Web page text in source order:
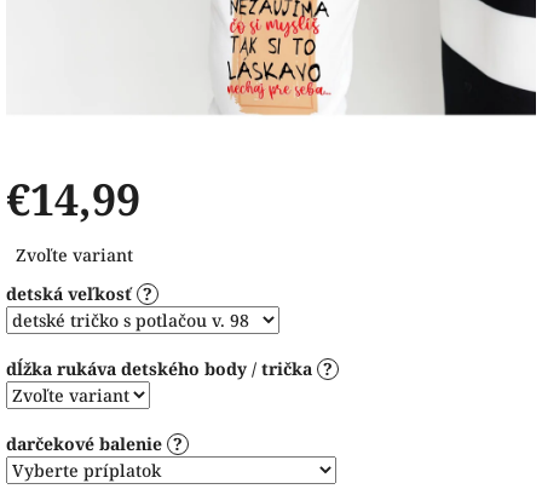
€14,99
cena:
Zvoľte variant
detská veľkosť ?
dĺžka rukáva detského body / trička ?
darčekové balenie ?